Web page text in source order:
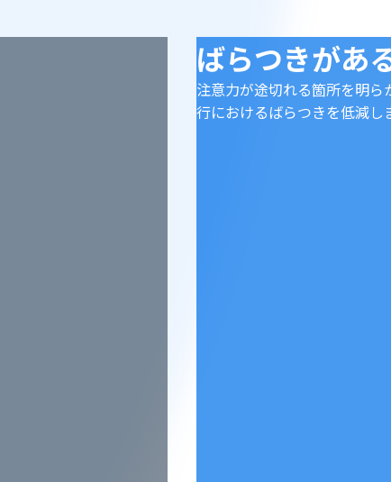
ばらつきがあ
注意力が途切れる箇所を明
行におけるばらつきを低減し